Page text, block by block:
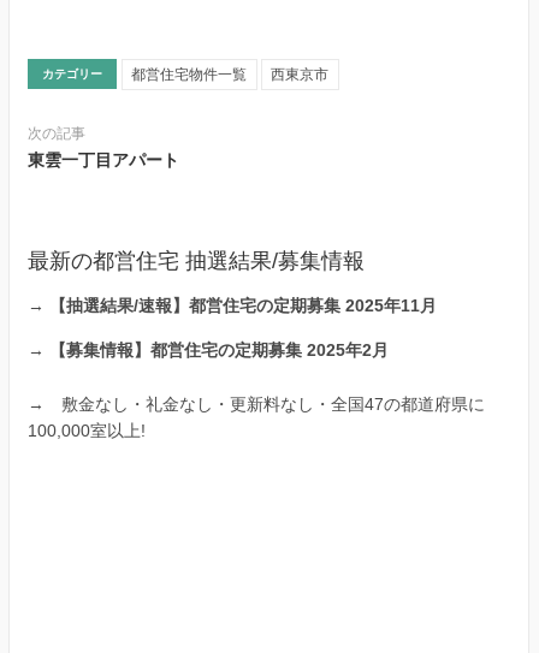
カテゴリー 都営住宅物件一覧 西東京市
次の記事
東雲一丁目アパート
最新の都営住宅 抽選結果/募集情報
→ 【抽選結果/速報】都営住宅の定期募集 2025年11月
→ 【募集情報】都営住宅の定期募集 2025年2月
→ 敷金なし・礼金なし・更新料なし・全国47の都道府県に
100,000室以上!